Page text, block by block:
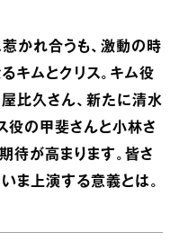
かれ合うも、激動の時
キムとクリス。キム役
比久さん、新たに清水
役の甲斐さんと小林さ
待が高まります。皆さ
ま上演する意義とは。